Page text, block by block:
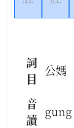
詞
目
公媽
音
讀
gung